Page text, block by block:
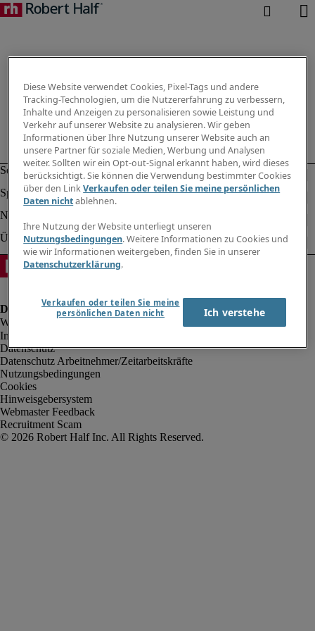
Impressum
Datenschutz
Datenschutz Arbeitnehmer/Zeitarbeitskräfte
Nutzungsbedingungen
Cookies
Hinweisgebersystem
Webmaster Feedback
Recruitment Scam
Diese Website verwendet Cookies, Pixel-Tags und andere
Tracking-Technologien, um die Nutzererfahrung zu verbessern,
Inhalte und Anzeigen zu personalisieren sowie Leistung und
Verkehr auf unserer Website zu analysieren. Wir geben
Informationen über Ihre Nutzung unserer Website auch an
unsere Partner für soziale Medien, Werbung und Analysen
weiter. Sollten wir ein Opt-out-Signal erkannt haben, wird dieses
berücksichtigt. Sie können die Verwendung bestimmter Cookies
über den LinkVerkaufen oder teilen Sie meine persönlichen
Daten nichtablehnen.
Ihre Nutzung der Website unterliegt unseren
Nutzungsbedingungen. Weitere Informationen zu Cookies und
wie wir Informationen weitergeben, finden Sie in unserer
Datenschutzerklärung.
Verkaufen oder teilen Sie meine
persönlichen Daten nicht
Ich verstehe